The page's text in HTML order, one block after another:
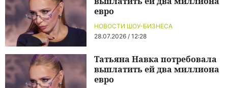
НОВОСТИ ШОУ-БИЗНЕСА
28.07.2026 / 12:28
евро
Татьяна Навка потребовала
выплатить ей два миллиона
евро